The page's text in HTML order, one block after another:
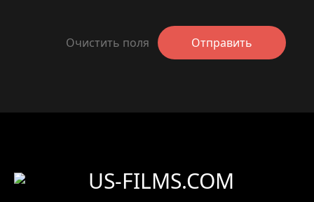
Очистить поля Отправить
US-FILMS.COM